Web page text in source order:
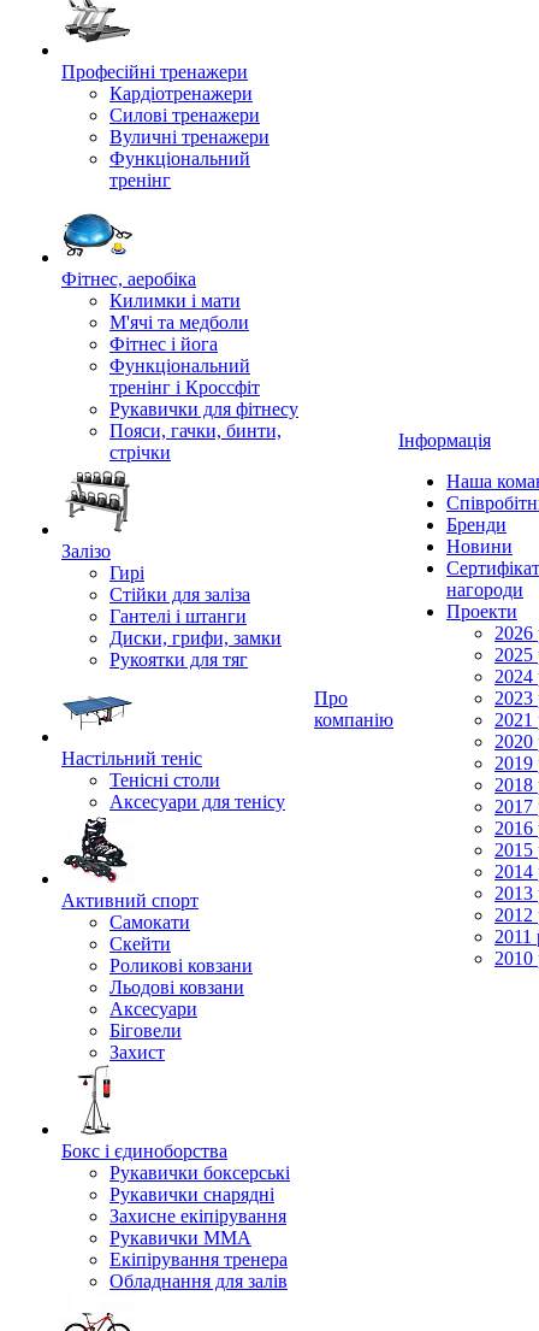
Професійні тренажери
Кардіотренажери
Силові тренажери
Вуличні тренажери
Функціональний
тренінг
Фітнес, аеробіка
Килимки і мати
М'ячі та медболи
Фітнес і йога
Функціональний
тренінг і Кроссфіт
Рукавички для фітнесу
Пояси, гачки, бинти,
стрічки
Залізо
Гирі
Стійки для заліза
Гантелі і штанги
Диски, грифи, замки
Рукоятки для тяг
Настільний теніс
Тенісні столи
Аксесуари для тенісу
Активний спорт
Самокати
Скейти
Роликові ковзани
Льодові ковзани
Аксесуари
Біговели
Захист
Бокс і єдиноборства
Рукавички боксерські
Рукавички снарядні
Захисне екіпірування
Рукавички ММА
Екіпірування тренера
Обладнання для залів
Про
компанію
Інформація
Наша
Бренди
Новини
нагороди
Проекти
2026
2025
2024
2023
2021
2020
2019
2018
2017
2016
2015
2014
2013
2012
2011
2010